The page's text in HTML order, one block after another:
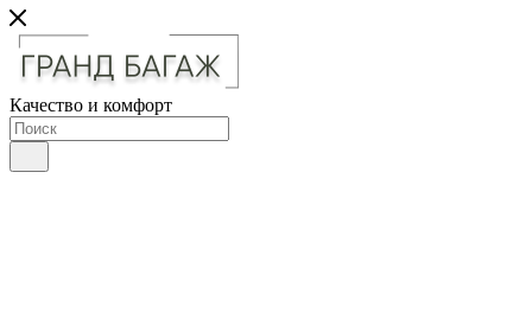
Качество и комфорт